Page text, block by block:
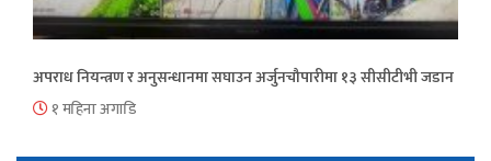
अपराध नियन्त्रण र अनुसन्धानमा सघाउन अर्जुनचौपारीमा १३ सीसीटीभी जडान
१ महिना अगाडि